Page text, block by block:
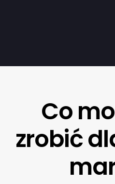
Co
zrobić